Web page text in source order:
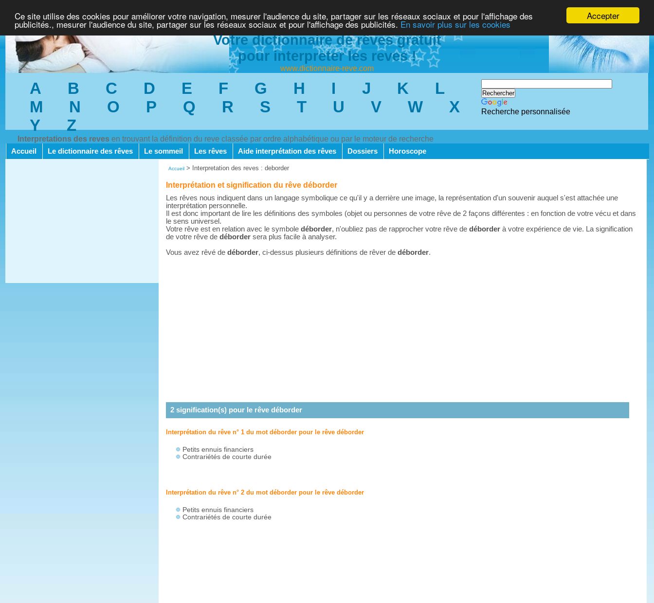
Accepter
Ce site utilise des cookies pour améliorer votre navigation, mesurer l'audience du site, partager sur les réseaux sociaux et pour l'affichage des
publicités., mesurer l'audience du site, partager sur les réseaux sociaux et pour l'affichage des publicités. En savoir plus sur les cookies
Votre dictionnaire de rêves gratuit
pour interpreter les reves !
www.dictionnaire-reve.com
A B C D E F G H I J K
L
M
N O P Q R S T U V W
X
Y
Z
Interpretations des reves en trouvant la définition du reve classée par ordre alphabétique ou par le moteur de recherche
Recherche personnalisée
Accueil Le dictionnaire des rêves Le sommeil Les rêves Aide interprétation des rêves Dossiers Horoscope
Accueil > Interpretation des reves : deborder
Interprétation et signification du rêve déborder
Les rêves nous indiquent dans un langage symbolique ce qu'il y a derrière une image, la représentation d'un souvenir auquel s'est attachée une
interprétation personnelle.
Il est donc important de lire les définitions des symboles (objet ou personnes de votre rêve de 2 façons différentes : en fonction de votre vécu et dans
le sens universel.
Votre rêve est en relation avec le symboledéborder, n'oubliez pas de rapprocher votre rêve dedéborder à votre expérience de vie. La signification
de votre rêve dedéborder sera plus facile à analyser.
Vous avez rêvé dedéborder, ci-dessus plusieurs définitions de rêver dedéborder.
2signification(s) pour le rêve déborder
Interprétation du rêve n° 1 du mot déborder pour le rêvedéborder
Petits ennuis financiers
Contrariétés de courte durée
Interprétation du rêve n° 2 du mot déborder pour le rêvedéborder
Petits ennuis financiers
Contrariétés de courte durée